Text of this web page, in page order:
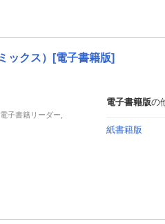
ックス）[電子書籍版]
子書籍リーダー,
電子書籍版の
紙書籍版